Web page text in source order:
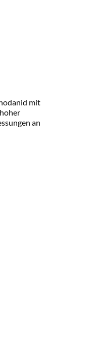
mit
an